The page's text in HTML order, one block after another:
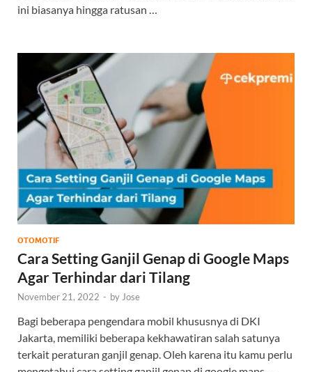
ini biasanya hingga ratusan …
OTOMOTIF
Cara Setting Ganjil Genap di Google Maps
Agar Terhindar dari Tilang
November 21, 2022 - by Jose
Bagi beberapa pengendara mobil khususnya di DKI
Jakarta, memiliki beberapa kekhawatiran salah satunya
terkait peraturan ganjil genap. Oleh karena itu kamu perlu